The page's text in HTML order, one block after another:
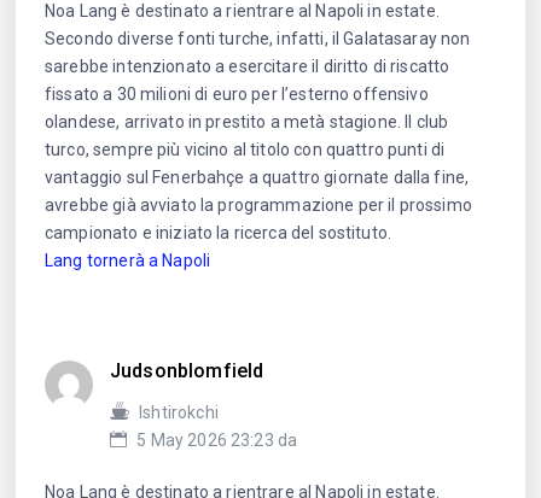
Noa Lang è destinato a rientrare al Napoli in estate.
Secondo diverse fonti turche, infatti, il Galatasaray non
sarebbe intenzionato a esercitare il diritto di riscatto
fissato a 30 milioni di euro per l’esterno offensivo
olandese, arrivato in prestito a metà stagione. Il club
turco, sempre più vicino al titolo con quattro punti di
vantaggio sul Fenerbahçe a quattro giornate dalla fine,
avrebbe già avviato la programmazione per il prossimo
campionato e iniziato la ricerca del sostituto.
Lang tornerà a Napoli
Judsonblomfield
Ishtirokchi
5 May 2026 23:23 da
Noa Lang è destinato a rientrare al Napoli in estate.